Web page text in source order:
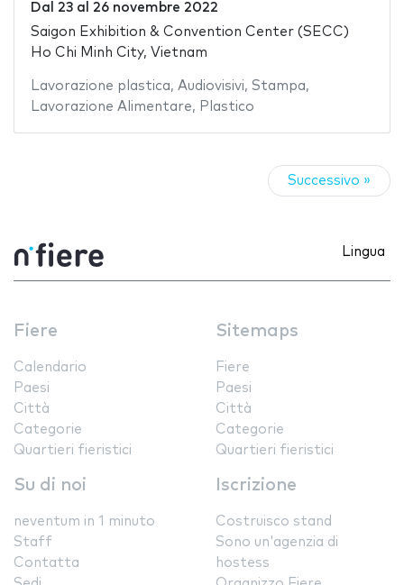
Dal 23al 26 novembre 2022
Saigon Exhibition & Convention Center (SECC)
Ho Chi Minh City, Vietnam
Lavorazione plastica, Audiovisivi, Stampa,
Lavorazione Alimentare, Plastico
Successivo »
Lingua
Fiere
Calendario
Paesi
Città
Categorie
Quartieri fieristici
Sitemaps
Fiere
Paesi
Città
Categorie
Quartieri fieristici
Su di noi
neventum in 1 minuto
Staff
Contatta
Iscrizione
Costruisco stand
Sono un'agenzia di
hostess